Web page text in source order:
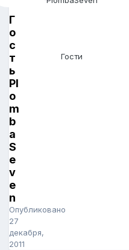
Г
о
с
т
ь
Pl
o
m
b
a
S
e
v
e
n
Опубликовано
27
декабря,
2011
Гости